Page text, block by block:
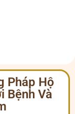
Pháp Hộ
Bệnh Và